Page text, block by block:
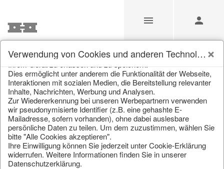
Weihnachten
Home/Unsere Produkte für Händler/Weihnachten
Verwendung von Cookies und anderen Technologien
Technologien (im Folgenden: Cookies), um Informationen von
Ihrem Gerät zu erfassen und zu speichern.
Dies ermöglicht unter anderem die Funktionalität der Webseite,
Interaktionen mit sozialen Medien, die Bereitstellung relevanter
Inhalte, Nachrichten, Werbung und Analysen.
Zur Wiedererkennung bei unseren Werbepartnern verwenden
wir pseudonymisierte Identifier (z.B. eine gehashte E-
Mailadresse, sofern vorhanden), ohne dabei auslesbare
persönliche Daten zu teilen. Um dem zuzustimmen, wählen Sie
bitte "Alle Cookies akzeptieren".
Ihre Einwilligung können Sie jederzeit unter Cookie-Erklärung
widerrufen. Weitere Informationen finden Sie in unserer
Datenschutzerklärung.